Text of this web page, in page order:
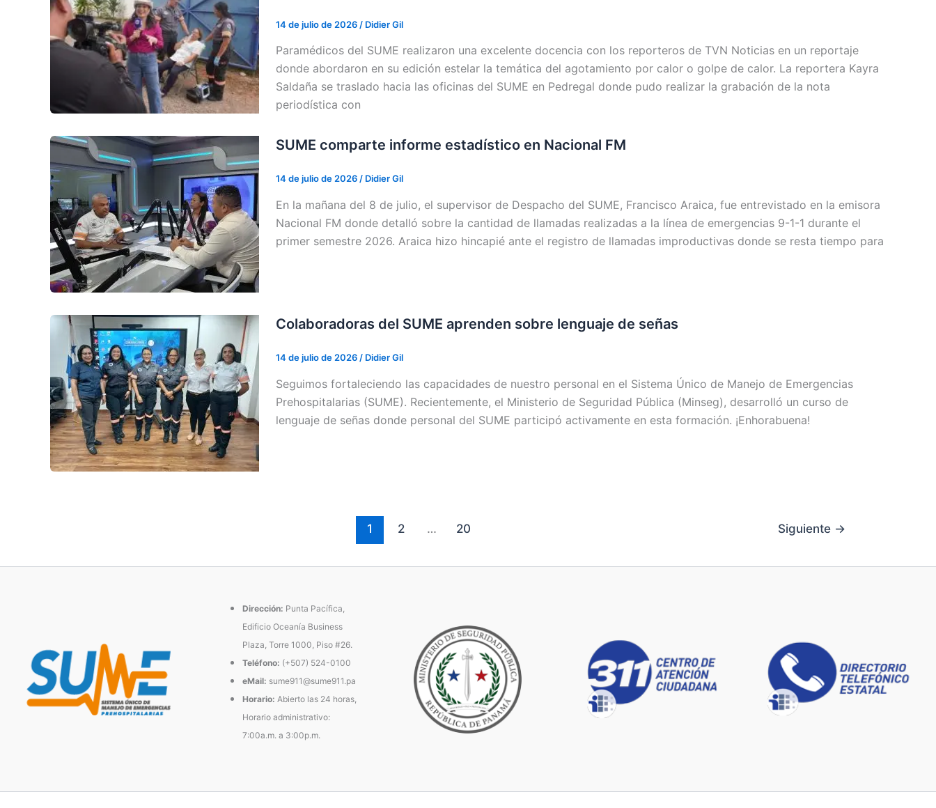
14 de julio de 2026 / Didier Gil
Paramédicos del SUME realizaron una excelente docencia con los reporteros de TVN Noticias en un reportaje
donde abordaron en su edición estelar la temática del agotamiento por calor o golpe de calor. La reportera Kayra
Saldaña se traslado hacia las oficinas del SUME en Pedregal donde pudo realizar la grabación de la nota
periodística con
SUME comparte informe estadístico en Nacional FM
14 de julio de 2026 / Didier Gil
En la mañana del 8 de julio, el supervisor de Despacho del SUME, Francisco Araica, fue entrevistado en la emisora
Nacional FM donde detalló sobre la cantidad de llamadas realizadas a la línea de emergencias 9-1-1 durante el
primer semestre 2026. Araica hizo hincapié ante el registro de llamadas improductivas donde se resta tiempo para
Colaboradoras del SUME aprenden sobre lenguaje de señas
14 de julio de 2026 / Didier Gil
Seguimos fortaleciendo las capacidades de nuestro personal en el Sistema Único de Manejo de Emergencias
Prehospitalarias (SUME). Recientemente, el Ministerio de Seguridad Pública (Minseg), desarrolló un curso de
lenguaje de señas donde personal del SUME participó activamente en esta formación. ¡Enhorabuena!
1 2 … 20 Siguiente →
Dirección: Punta Pacífica,
Edificio Oceanía Business
Plaza, Torre 1000, Piso #26.
Teléfono: (+507) 524-0100
eMail: sume911@sume911.pa
Horario: Abierto las 24 horas,
Horario administrativo:
7:00a.m. a 3:00p.m.